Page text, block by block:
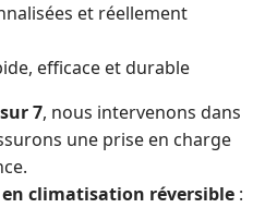
et réellement
efficace et durable
7, nous intervenons dans
une prise en charge
en climatisation réversible :